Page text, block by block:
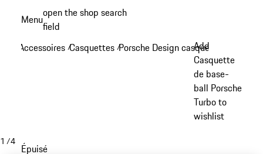
principal
Menuopen the shop search
field
Accessoires /Casquettes /Porsche Design casquettes
Add
Casquette
de base-
ball Porsche
Turbo to
wishlist
1 /4
Épuisé